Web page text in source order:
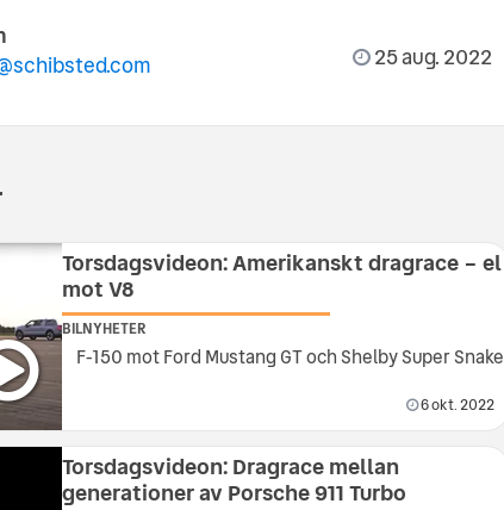
25 aug. 2022
Torsdagsvideon: Amerikanskt dragrace – el
mot V8
BILNYHETER
F-150 mot Ford Mustang GT och Shelby Super Snake
6 okt. 2022
Torsdagsvideon: Dragrace mellan
generationer av Porsche 911 Turbo